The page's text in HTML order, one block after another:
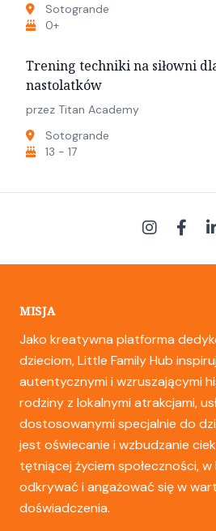
Sotogrande
0+
Trening techniki na siłowni
nastolatków
przez Titan Academy
Sotogrande
13 - 17
MISJA
Jako kreatywna platforma
dzieciom, Little Family Hub
autentycznymi i wzruszającymi
rodziny z lokalnymi atrakcjami,
dostosowanymi specjalnie do
jest oświecanie i wzbudzanie
tętniącej życiem społeczności,
odkrywać i angażować się w
doświadczenia.